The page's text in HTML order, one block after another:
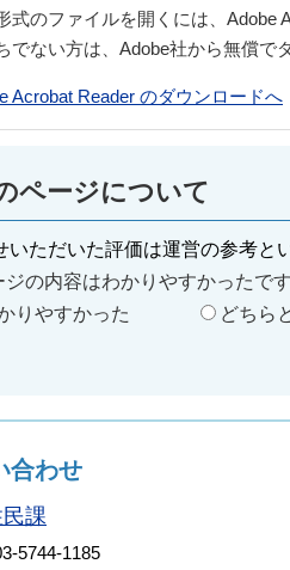
式のファイルを開くには、Adobe
でない方は、Adobe社から無償で
Acrobat Reader のダウンロードへ
ページについて
いただいた評価は運営の参考と
ジの内容はわかりやすかったで
りやすかった
どちら
合わせ
課
5744-1185